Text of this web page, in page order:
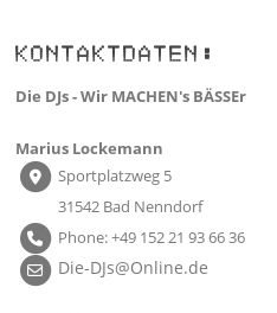
KONTAKTDATEN:
Die DJs - Wir MACHEN's BÄSSEr
Marius Lockemann
Sportplatzweg 5
31542 Bad Nenndorf
Phone: +49 152 21 93 66 36
Die-DJs@Online.de